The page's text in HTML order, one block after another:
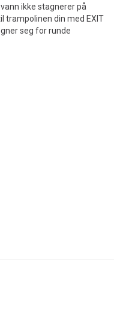
ikke stagnerer på
trampolinen din med EXIT
seg for runde